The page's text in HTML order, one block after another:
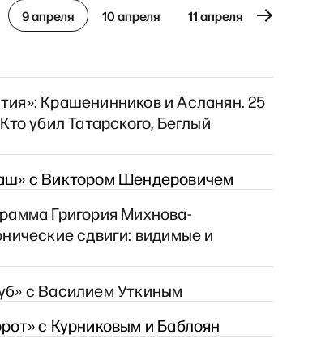
9 апреля 10 апреля 11 апреля 12 апреля
Крашенинников и Асланян. 25
убил Татарского, Беглый
с Виктором Шендеровичем
Григория Михнова-
сдвиги: видимые и
с Василием Уткиным
с Курниковым и Баблоян
Асланяном